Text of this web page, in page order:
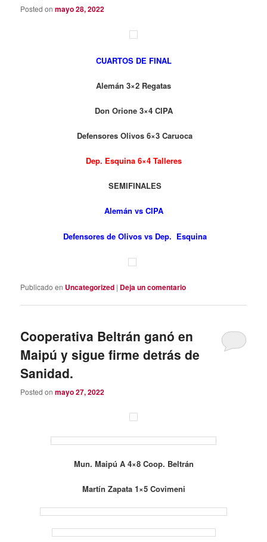
Posted onmayo 28, 2022
CUARTOS DE FINAL
Alemán 3×2 Regatas
Don Orione 3×4 CIPA
Defensores Olivos 6×3 Caruoca
Dep. Esquina 6×4 Talleres
SEMIFINALES
Alemán vs CIPA
Defensores de Olivos vs Dep. Esquina
Publicado en Uncategorized | Deja un comentario
Cooperativa Beltrán ganó en
Maipú y sigue firme detrás de
Sanidad.
Posted onmayo 27, 2022
Mun. Maipú A 4×8 Coop. Beltrán
Martín Zapata 1×5 Covimeni